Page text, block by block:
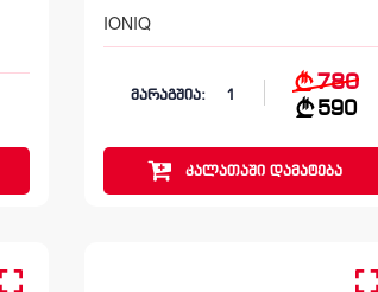
IONIQ
მარაგშია: 1
780
590
კალათაშიდამატება